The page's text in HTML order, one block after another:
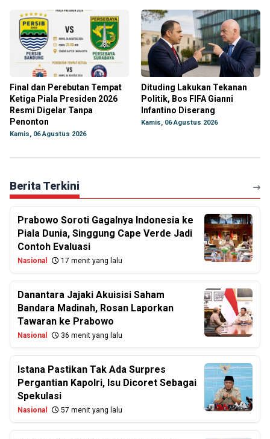
Final dan Perebutan Tempat
Ketiga Piala Presiden 2026
Resmi Digelar Tanpa
Penonton
Kamis, 06 Agustus 2026
Dituding Lakukan Tekanan
Politik, Bos FIFA Gianni
Infantino Diserang
Kamis, 06 Agustus 2026
Berita Terkini
Prabowo Soroti Gagalnya Indonesia ke
Piala Dunia, Singgung Cape Verde Jadi
Contoh Evaluasi
Nasional 17 menit yang lalu
Danantara Jajaki Akuisisi Saham
Bandara Madinah, Rosan Laporkan
Tawaran ke Prabowo
Nasional 36 menit yang lalu
Istana Pastikan Tak Ada Surpres
Pergantian Kapolri, Isu Dicoret Sebagai
Spekulasi
Nasional 57 menit yang lalu